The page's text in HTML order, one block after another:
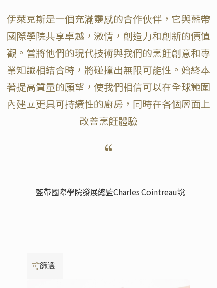
伊萊克斯是一個充滿靈感的合作伙伴，它與藍帶
國際學院共享卓越，激情，創造力和創新的價值
觀。當將他們的現代技術與我們的烹飪創意和專
業知識相結合時，將碰撞出無限可能性。始終本
著提高質量的願望，使我們相信可以在全球範圍
內建立更具可持續性的廚房，同時在各個層面上
改善烹飪體驗
藍帶國際學院發展總監Charles Cointreau說
篩選